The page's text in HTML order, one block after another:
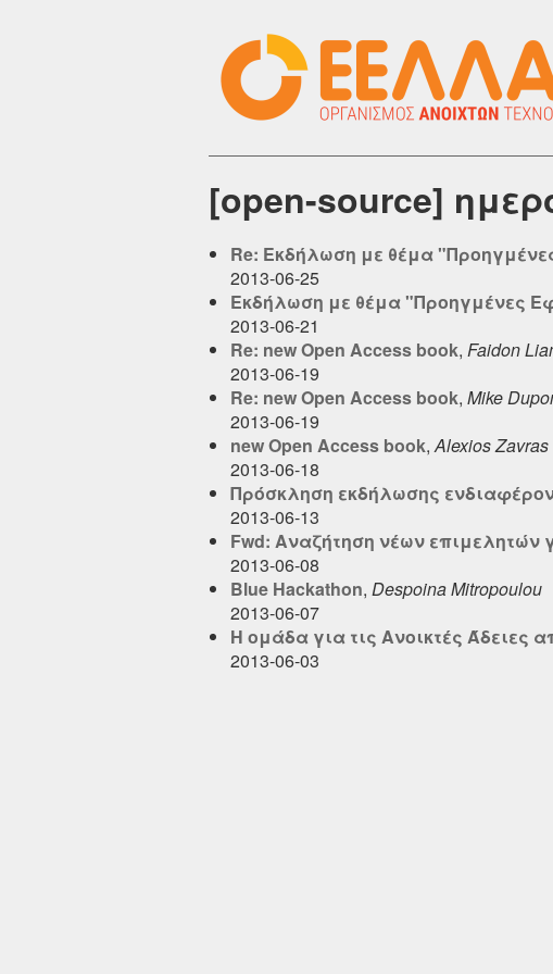
[open-source]
Re: Εκδήλωση με θέμα
2013-06-25
Εκδήλωση με θέμα "Προηγμένες
2013-06-21
Re: new Open Access book, Faidon
2013-06-19
Re: new Open Access book, Mike
2013-06-19
new Open Access book,Alexios Zavras
2013-06-18
Πρόσκληση εκδήλωσης
2013-06-13
Fwd: Αναζήτηση νέων επιμελητών
2013-06-08
Blue Hackathon, Despoina Mitropoulou
2013-06-07
Η ομάδα για τις Ανοικτές Άδειες
2013-06-03